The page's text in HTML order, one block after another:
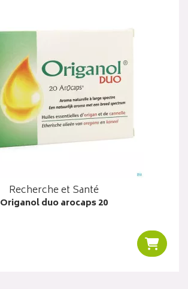
Recherche et Santé
Origanol duo arocaps 20